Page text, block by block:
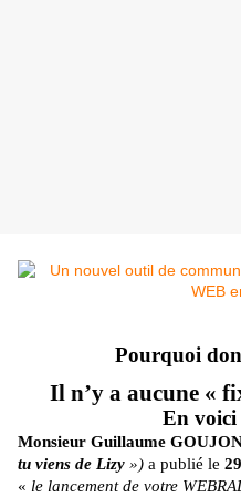
Pourquoi
Il n’y a aucune«
En voici
Monsieur Guillaume
tu viens de Lizy ») a publié le
« le lancement de votre